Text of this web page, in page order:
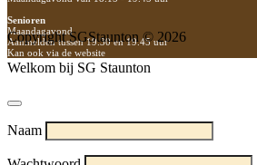
Senioren
Maandagavond
Aanmelden tussen 19.30 en 19.45 uur
Kan ook via de website
Copyright SGStaunton © 2026
Welkom bij SG Staunton
Naam